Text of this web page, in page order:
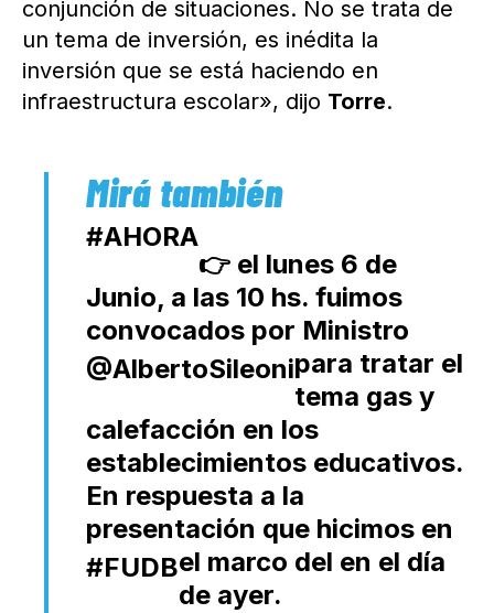
conjunción de situaciones. No se trata de
un tema de inversión, es inédita la
inversión que se está haciendo en
infraestructura escolar», dijo Torre.
#AHORA
👉 el lunes 6 de
Junio, a las 10 hs. fuimos
convocados por Ministro
@AlbertoSileonipara tratar el
tema gas y
calefacción en los
establecimientos educativos.
En respuesta a la
presentación que hicimos en
el marco del
#FUDB
en el día
de ayer.